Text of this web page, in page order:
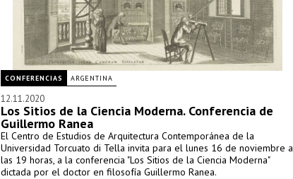
CONFERENCIAS ARGENTINA
12.11.2020
Los Sitios de la Ciencia Moderna. Conferencia de
Guillermo Ranea
El Centro de Estudios de Arquitectura Contemporánea de la
Universidad Torcuato di Tella invita para el lunes 16 de noviembre a
las 19 horas, a la conferencia "Los Sitios de la Ciencia Moderna"
dictada por el doctor en filosofía Guillermo Ranea.